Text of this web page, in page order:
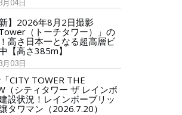
04日
新】2026年8月2日撮影
（トーチタワー）」の
高さ日本一となる超高層ビ
【高さ385m】
03日
CITY TOWER THE
（シティタワー ザ レインボ
設状況！レインボーブリッ
タワマン（2026.7.20）